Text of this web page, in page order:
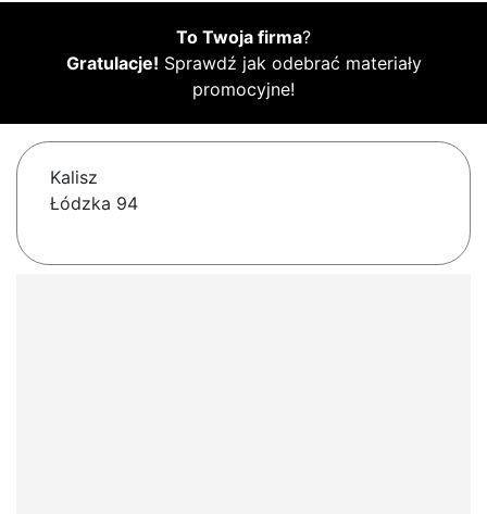
To Twoja firma?
Gratulacje! Sprawdź jak odebrać materiały
promocyjne!
Kalisz
Łódzka 94